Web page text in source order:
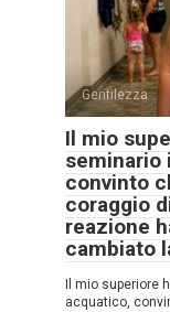
Gentilezza
Il mio
seminario
convinto
coraggio
reazione
cambiato
Il mio superiore
acquatico,